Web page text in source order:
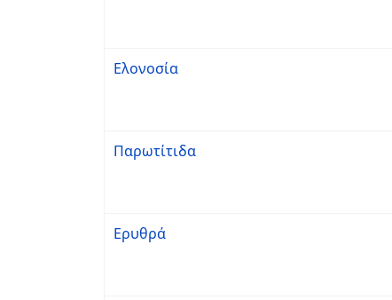
Ελονοσία
Παρωτίτιδα
Ερυθρά